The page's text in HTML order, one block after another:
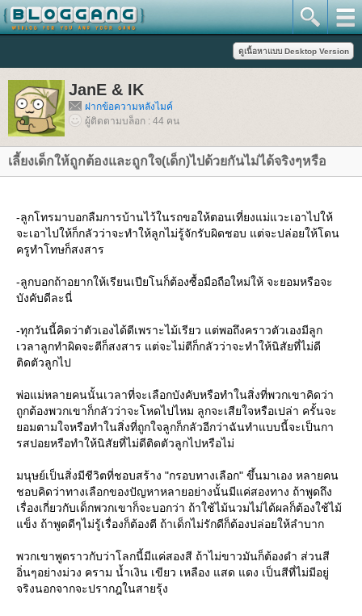
JanE & IK
ฝากข้อความหลังไมค์
ผู้ติดตามบล็อก : 44 คน
เลี้ยงเด็กให้ถูกต้องและถูกใจ(เด็ก)ไปด้วยกันไม่ได้จริงๆหรือ
-ลูกโทรมาบอกลืมการบ้านไว้ในรถขอให้ตอนเที่ยงแม่แวะเอาไปให้
จะเอาไปให้ก็กลัวว่าจะทำให้ลูกไม่รู้จักรับผิดชอบ แต่จะปล่อยให้โดน
ครูทำโทษก็สงสาร
-ลูกบอกถ้าอยากให้เรียนเปียโนก็ต้องซื้อมือถือใหม่ให้ จะยอมหรือจะ
บังคับดีละนี่
-ทุกวันนี้คิดว่าตัวเองได้ดีเพราะไม้เรียว แต่พอถึงคราวตัวเองมีลูก
เวลาลูกทำผิดจะตีก็สงสาร แต่จะไม่ตีก็กลัวว่าจะทำให้นิสัยที่ไม่ดี
ติดตัวลูกไป
พ่อแม่หลายคนนั้นเวลาที่จะเลือกบังคับหรือทำในสิ่งที่พวกเขาคิดว่า
ถูกต้องพวกเขาก็กลัวว่าจะโหดไปไหม ลูกจะเสียใจหรือเปล่า ครั้นจะ
อมตามใจหรือทำในสิ่งที่ถูกใจลูกก็กลัวอีกว่าฉันทำแบบนี้จะเป็นกา
รสปอยหรือทำให้นิสัยที่ไม่ดีติดตัวลูกไปหรือไม่
มนุษย์เป็นสิ่งมีชีวิตที่ชอบสร้าง "กรอบทางเลือก" ขึ้นมาเอง หลายคน
ชอบคิดว่าทางเลือกของปัญหาหลายอย่างนั้นมีแค่สองทาง ถ้าพูดถึง
เรื่องเกี่ยวกับเด็กพวกเขาก็จะบอกว่า ถ้าใช้ไม้นวมไม่ได้ผลก็ต้องใช้ไม้
ข็ง ถ้าพูดดีๆไม่รู้เรื่องก็ต้องตี ถ้าเด็กไม่รักดีก็ต้องปล่อยให้ลำบาก
พวกเขาพูดราวกับว่าโลกนี้มีแค่สองสี ถ้าไม่ขาวมันก็ต้องดำ ส่วนสี
อิ่นๆอย่างม่วง คราม น้ำเงิน เขียว เหลือง แสด แดง เป็นสีที่ไม่มีอยู่
จริงนอกจากจะปรากฎในสายรุ้ง